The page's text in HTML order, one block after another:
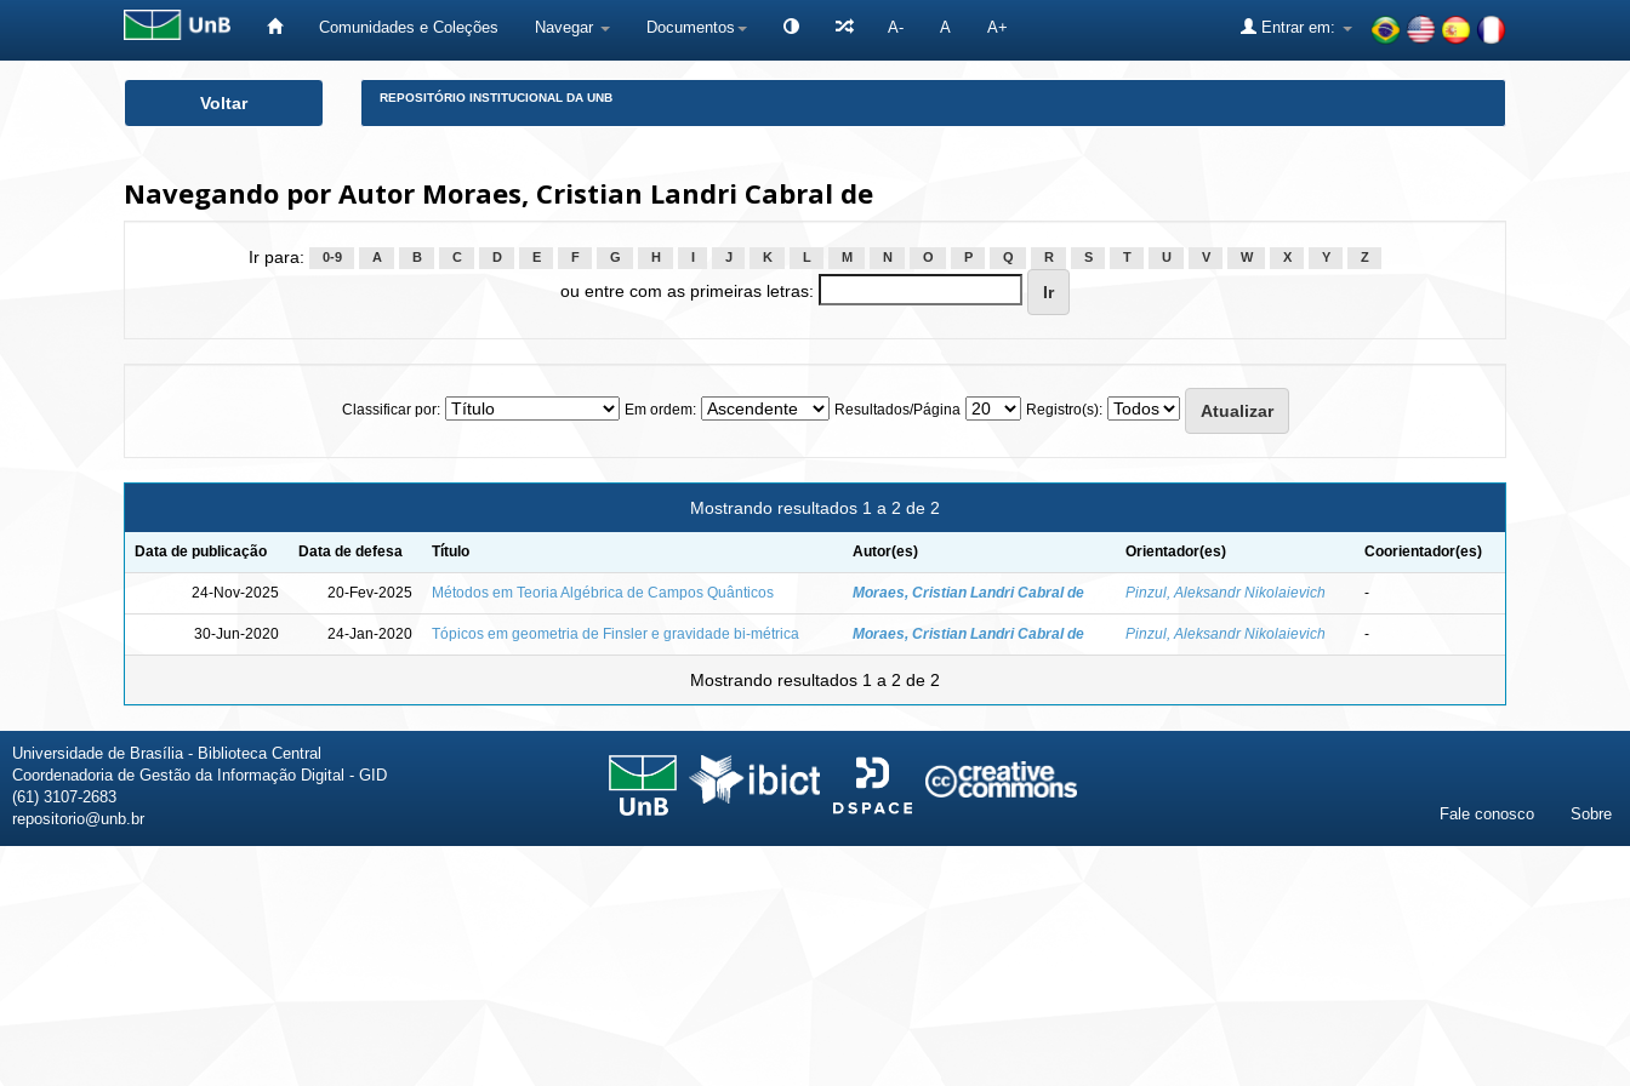
Comunidades e Coleções Navegar Documentos A- A A+ Entrar em:
Voltar REPOSITÓRIO INSTITUCIONAL DA UNB
Navegando por Autor Moraes, Cristian Landri Cabral de
Ir para: 0-9 A B C D E F G H J K L M N O P Q R S T U V W X Y Z
ou entre com as primeiras letras:
Classificar por: Em ordem: Resultados/Página Registro(s):
Mostrando resultados 1 a 2 de 2
Data de publicação Data de defesa Título Autor(es) Orientador(es) Coorientador(es)
24-Nov-2025 20-Fev-2025 Métodos em Teoria Algébrica de Campos Quânticos Moraes, Cristian Landri Cabral de Pinzul, Aleksandr Nikolaievich -
30-Jun-2020 24-Jan-2020 Tópicos em geometria de Finsler e gravidade bi-métrica Moraes, Cristian Landri Cabral de Pinzul, Aleksandr Nikolaievich -
Mostrando resultados 1 a 2 de 2
Universidade de Brasília - Biblioteca Central
Coordenadoria de Gestão da Informação Digital - GID
(61) 3107-2683
repositorio@unb.br
Fale conosco Sobre